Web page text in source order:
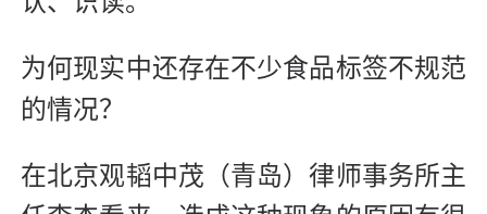
为何现实中还存在不少食品标签不规范
的情况？
在北京观韬中茂（青岛）律师事务所主